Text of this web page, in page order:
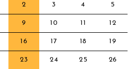
2 3 4 5
9 10 11 12
16 17 18 19
23 24 25 26